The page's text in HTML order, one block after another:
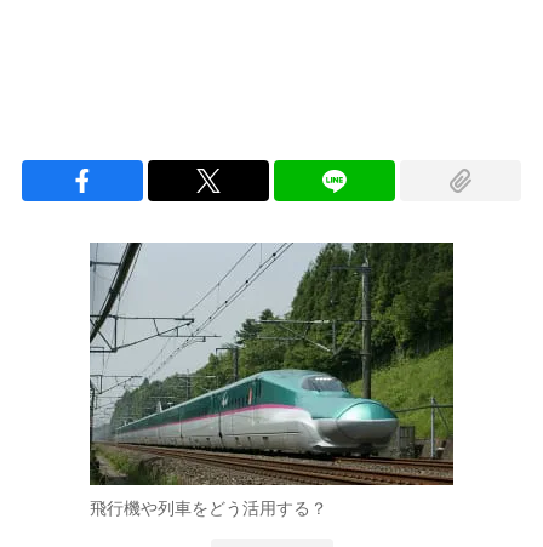
飛行機や列車をどう活用する？